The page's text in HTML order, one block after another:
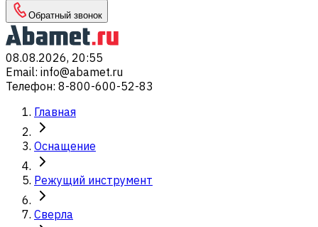
Обратный звонок
08.08.2026, 20:55
Email: info@abamet.ru
Телефон: 8-800-600-52-83
Главная
Оснащение
Режущий инструмент
Сверла